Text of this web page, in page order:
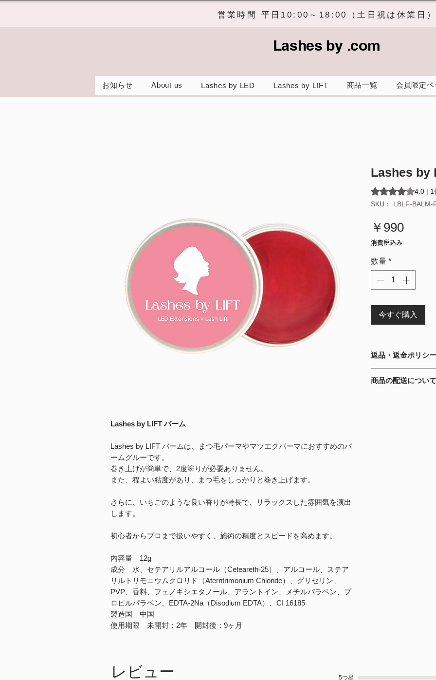
営業時間 平日10:00～18:00（土日祝は休業日）
Lashes by .com
お知らせ About us Lashes by LED Lashes by LIFT 商品一覧 会員限定ペ
Lashes by LIFT バーム
Lashes by LIFT バームは、まつ毛パーマやマツエクパーマにおすすめのバ
ームグルーです。
巻き上げが簡単で、2度塗りが必要ありません。
また、程よい粘度があり、まつ毛をしっかりと巻き上げます。
さらに、いちごのような良い香りが特長で、リラックスした雰囲気を演出
します。
初心者からプロまで扱いやすく、施術の精度とスピードを高めます。
内容量 12g
成分 水、セテアリルアルコール（Ceteareth-25）、アルコール、ステア
リルトリモニウムクロリド（Aterntrimonium Chloride）、グリセリン、
PVP、香料、フェノキシエタノール、アラントイン、メチルパラベン、プ
ロピルパラベン、EDTA-2Na（Disodium EDTA）、CI 16185
製造国 中国
使用期限 未開封：2年 開封後：9ヶ月
Lashes by
評価は1件のレビ
4.0 | 1
SKU： LBLF-BALM-
￥990価
消費税込み
数量 *
今すぐ購入
返品・返金ポリシー
返金の際には、払
商品の配送について
レビュー 5つ星